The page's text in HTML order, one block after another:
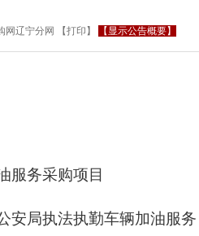
网辽宁分网 【打印 】 【显示公告概要】
服务采购项目
安局执法执勤车辆加油服务